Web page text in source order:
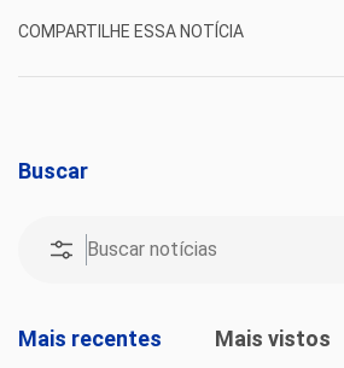
COMPARTILHE ESSA NOTÍCIA
Buscar
Mais recentes Mais vistos